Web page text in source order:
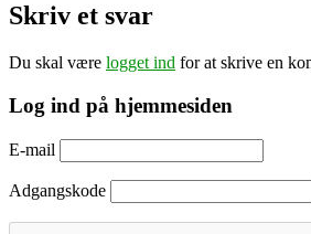
Skriv et svar
Du skal være logget ind for at skrive en
Log ind på hjemmesiden
E-mail
Adgangskode